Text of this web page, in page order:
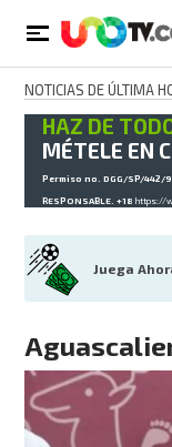
NOTICIAS DE ÚLTIMA
HAZ DE
MÉTELE EN
Permiso no. DGG/SP/442/
RESPONSABLE. +18https://
Juega